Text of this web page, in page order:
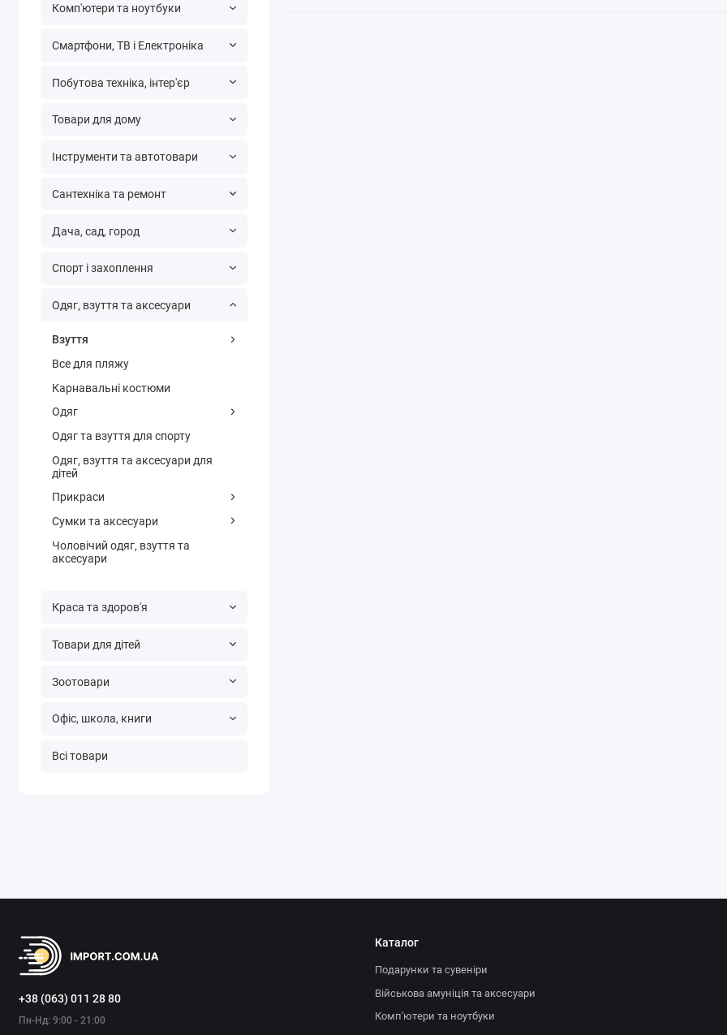
Комп'ютери та ноутбуки
Смартфони, ТВ і Електроніка
Побутова техніка, інтер'єр
Товари для дому
Інструменти та автотовари
Сантехніка та ремонт
Дача, сад, город
Спорт і захоплення
Одяг, взуття та аксесуари
Взуття
Все для пляжу
Карнавальні костюми
Одяг
Одяг та взуття для спорту
Одяг, взуття та аксесуари для
дітей
Прикраси
Сумки та аксесуари
Чоловічий одяг, взуття та
аксесуари
Краса та здоров'я
Товари для дітей
Зоотовари
Офіс, школа, книги
Всі товари
+38 (063) 011 28 80
Пн-Нд: 9:00 - 21:00
Каталог
Подарунки та сувеніри
Військова амуніція та аксесуари
Комп'ютери та ноутбуки